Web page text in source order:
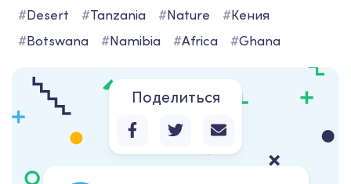
#Desert #Tanzania #Nature #Кения
#Botswana #Namibia #Africa #Ghana
Поделиться